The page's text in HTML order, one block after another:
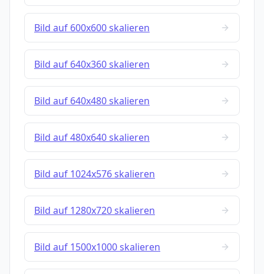
Bild auf 600x600 skalieren
Bild auf 640x360 skalieren
Bild auf 640x480 skalieren
Bild auf 480x640 skalieren
Bild auf 1024x576 skalieren
Bild auf 1280x720 skalieren
Bild auf 1500x1000 skalieren